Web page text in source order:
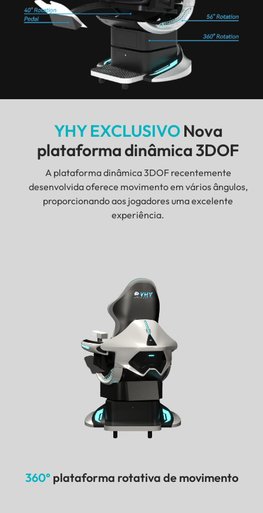
YHY EXCLUSIVONova
plataforma dinâmica 3DOF
A plataforma dinâmica 3DOF recentemente
desenvolvida oferece movimento em vários ângulos,
proporcionando aos jogadores uma excelente
experiência.
360°plataforma rotativa de movimento